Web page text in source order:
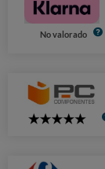
No valorado
5